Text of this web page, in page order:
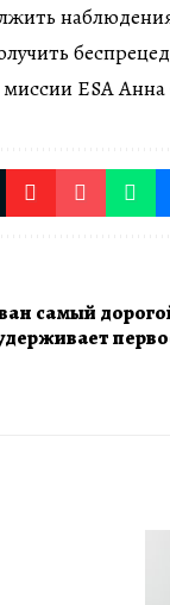
ESA
самый